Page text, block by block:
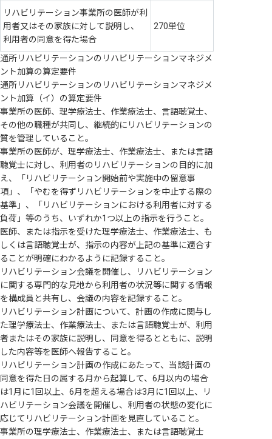
リハビリテーション事業所の医師が利
用者又はその家族に対して説明し、
利用者の同意を得た場合
270単位
通所リハビリテーションのリハビリテーションマネジメ
ント加算の算定要件
通所リハビリテーションのリハビリテーションマネジメ
ント加算（イ）の算定要件
事業所の医師、理学療法士、作業療法士、言語聴覚士、
その他の職種が共同し、継続的にリハビリテーションの
質を管理していること。
事業所の医師が、理学療法士、作業療法士、または言語
聴覚士に対し、利用者のリハビリテーションの目的に加
え、「リハビリテーション開始前や実施中の留意事
項」、「やむを得ずリハビリテーションを中止する際の
基準」、「リハビリテーションにおける利用者に対する
負荷」等のうち、いずれか1つ以上の指示を行うこと。
医師、または指示を受けた理学療法士、作業療法士、も
しくは言語聴覚士が、指示の内容が上記の基準に適合す
ることが明確にわかるように記録すること。
リハビリテーション会議を開催し、リハビリテーション
に関する専門的な見地から利用者の状況等に関する情報
を構成員と共有し、会議の内容を記録すること。
リハビリテーション計画について、計画の作成に関与し
た理学療法士、作業療法士、または言語聴覚士が、利用
者またはその家族に説明し、同意を得るとともに、説明
した内容等を医師へ報告すること。
リハビリテーション計画の作成にあたって、当該計画の
同意を得た日の属する月から起算して、6月以内の場合
は1月に1回以上、6月を超える場合は3月に1回以上、リ
ハビリテーション会議を開催し、利用者の状態の変化に
応じてリハビリテーション計画を見直していること。
事業所の理学療法士、作業療法士、または言語聴覚士